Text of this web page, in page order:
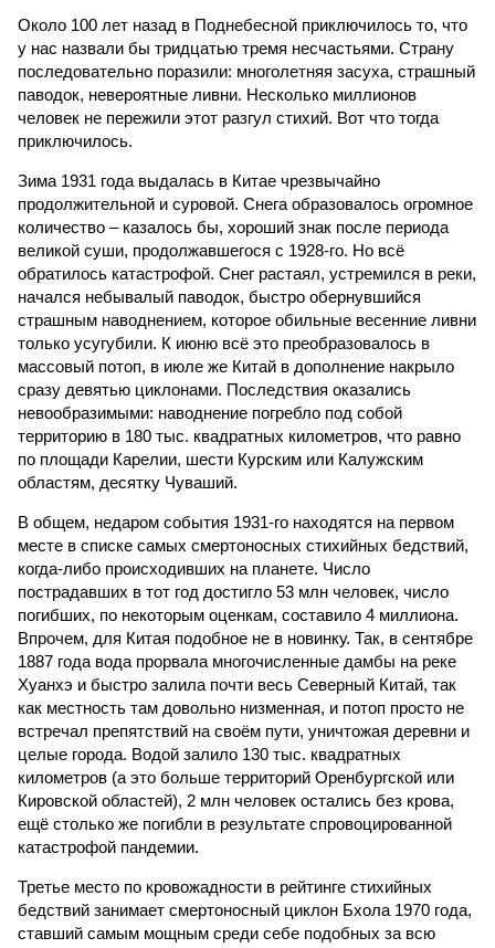
Около 100 лет назад в Поднебесной приключилось то, что
у нас назвали бы тридцатью тремя несчастьями. Страну
последовательно поразили: многолетняя засуха, страшный
паводок, невероятные ливни. Несколько миллионов
человек не пережили этот разгул стихий. Вот что тогда
приключилось.
Зима 1931 года выдалась в Китае чрезвычайно
продолжительной и суровой. Снега образовалось огромное
количество – казалось бы, хороший знак после периода
великой суши, продолжавшегося с 1928-го. Но всё
обратилось катастрофой. Снег растаял, устремился в реки,
начался небывалый паводок, быстро обернувшийся
страшным наводнением, которое обильные весенние ливни
только усугубили. К июню всё это преобразовалось в
массовый потоп, в июле же Китай в дополнение накрыло
сразу девятью циклонами. Последствия оказались
невообразимыми: наводнение погребло под собой
территорию в 180 тыс. квадратных километров, что равно
по площади Карелии, шести Курским или Калужским
областям, десятку Чуваший.
В общем, недаром события 1931-го находятся на первом
месте в списке самых смертоносных стихийных бедствий,
когда-либо происходивших на планете. Число
пострадавших в тот год достигло 53 млн человек, число
погибших, по некоторым оценкам, составило 4 миллиона.
Впрочем, для Китая подобное не в новинку. Так, в сентябре
1887 года вода прорвала многочисленные дамбы на реке
Хуанхэ и быстро залила почти весь Северный Китай, так
как местность там довольно низменная, и потоп просто не
встречал препятствий на своём пути, уничтожая деревни и
целые города. Водой залило 130 тыс. квадратных
километров (а это больше территорий Оренбургской или
Кировской областей), 2 млн человек остались без крова,
ещё столько же погибли в результате спровоцированной
катастрофой пандемии.
Третье место по кровожадности в рейтинге стихийных
бедствий занимает смертоносный циклон Бхола 1970 года,
ставший самым мощным среди себе подобных за всю